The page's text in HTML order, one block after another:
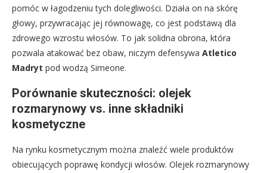
pomóc w łagodzeniu tych dolegliwości. Działa on na skórę
głowy, przywracając jej równowagę, co jest podstawą dla
zdrowego wzrostu włosów. To jak solidna obrona, która
pozwala atakować bez obaw, niczym defensywa Atletico
Madryt pod wodzą Simeone.
Porównanie skuteczności: olejek
rozmarynowy vs. inne składniki
kosmetyczne
Na rynku kosmetycznym można znaleźć wiele produktów
obiecujących poprawę kondycji włosów. Olejek rozmarynowy